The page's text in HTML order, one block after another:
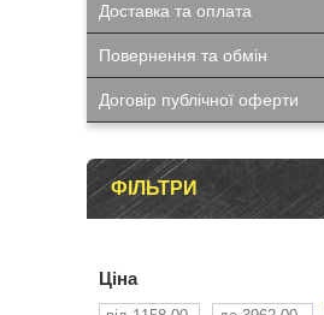
Доставка та оплата
Повернення та обмін
Договір публічної оферти
ФІЛЬТРИ
Ціна